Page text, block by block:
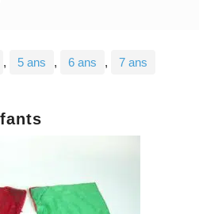
, 5 ans , 6 ans , 7 ans